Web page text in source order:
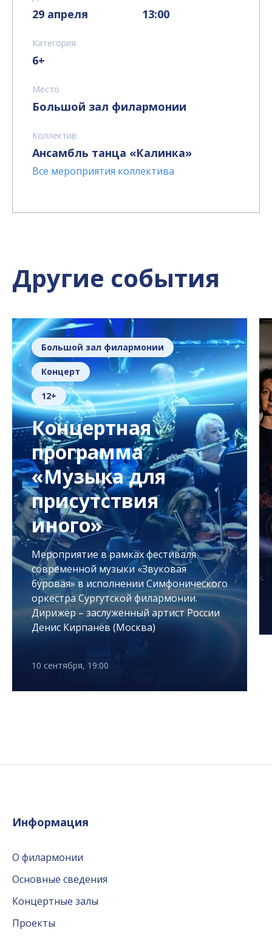
29 апреля 13:00
Категория
6+
Место
Большой зал филармонии
Коллектив
Ансамбль танца «Калинка»
Все мероприятия коллектива
Другие события
Большой зал филармонии
Концерт
12+
Концертная
программа
«Музыка для
присутствия
иного»
Мероприятие в рамках фестиваля
современной музыки «Звуковая
буровая» в исполнении Симфонического
оркестра Сургутской филармонии.
Дирижёр – заслуженный артист России
Денис Кирпанёв (Москва)
10 сентября, 19:00
Информация
О филармонии
Основные сведения
Концертные залы
Проекты